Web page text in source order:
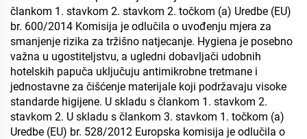
člankom 1. stavkom 2. stavkom 2. točkom (a) Uredbe (EU)
br. 600/2014 Komisija je odlučila o uvođenju mjera za
smanjenje rizika za tržišno natjecanje. Hygiena je posebno
važna u ugostiteljstvu, a ugledni dobavljači udobnih
hotelskih papuča uključuju antimikrobne tretmane i
jednostavne za čišćenje materijale koji podržavaju visoke
standarde higijene. U skladu s člankom 1. stavkom 2.
stavkom 2. U skladu s člankom 3. stavkom 1. točkom (a)
Uredbe (EU) br. 528/2012 Europska komisija je odlučila o